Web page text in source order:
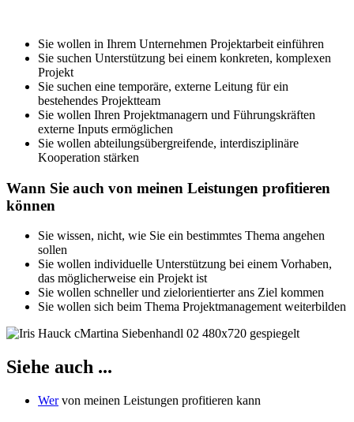
Sie wollen in Ihrem Unternehmen Projektarbeit einführen
Sie suchen Unterstützung bei einem konkreten, komplexen
Projekt
Sie suchen eine temporäre, externe Leitung für ein
bestehendes Projektteam
Sie wollen Ihren Projektmanagern und Führungskräften
externe Inputs ermöglichen
Sie wollen abteilungsübergreifende, interdisziplinäre
Kooperation stärken
Wann Sie auch von meinen Leistungen profitieren
können
Sie wissen, nicht, wie Sie ein bestimmtes Thema angehen
sollen
Sie wollen individuelle Unterstützung bei einem Vorhaben,
das möglicherweise ein Projekt ist
Sie wollen schneller und zielorientierter ans Ziel kommen
Sie wollen sich beim Thema Projektmanagement weiterbilden
Siehe auch ...
Wervon meinen Leistungen profitieren kann